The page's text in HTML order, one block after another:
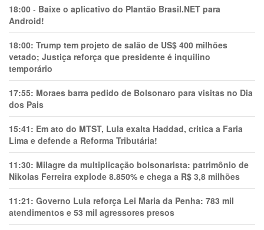
18:00 - Baixe o aplicativo do Plantão Brasil.NET para
Android!
18:00: Trump tem projeto de salão de US$ 400 milhões
vetado; Justiça reforça que presidente é inquilino
temporário
17:55: Moraes barra pedido de Bolsonaro para visitas no Dia
dos Pais
15:41: Em ato do MTST, Lula exalta Haddad, critica a Faria
Lima e defende a Reforma Tributária!
11:30: Milagre da multiplicação bolsonarista: patrimônio de
Nikolas Ferreira explode 8.850% e chega a R$ 3,8 milhões
11:21: Governo Lula reforça Lei Maria da Penha: 783 mil
atendimentos e 53 mil agressores presos